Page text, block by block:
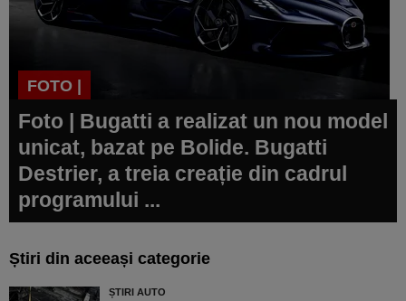
FOTO |
Foto | Bugatti a realizat un nou model
unicat, bazat pe Bolide. Bugatti
Destrier, a treia creație din cadrul
programului ...
Știri din aceeași categorie
ȘTIRI AUTO